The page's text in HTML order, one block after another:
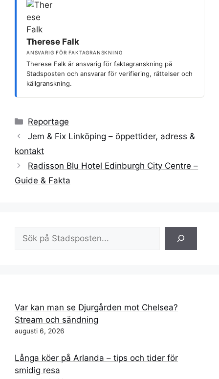
Therese Falk
ANSVARIG FÖR FAKTAGRANSKNING
Therese Falk är ansvarig för faktagranskning på
Stadsposten och ansvarar för verifiering, rättelser och
källgranskning.
Kategorier
Reportage
Jem & Fix Linköping – öppettider, adress &
kontakt
Radisson Blu Hotel Edinburgh City Centre –
Guide & Fakta
Var kan man se Djurgården mot Chelsea?
Stream och sändning
augusti 6, 2026
Långa köer på Arlanda – tips och tider för
smidig resa